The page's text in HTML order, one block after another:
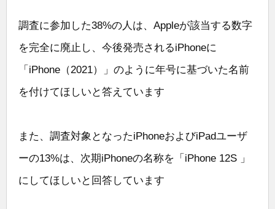
調査に参加した38%の人は、Appleが該当する数字
を完全に廃止し、今後発売されるiPhoneに
「iPhone（2021）」のように年号に基づいた名前
を付けてほしいと答えています
また、調査対象となったiPhoneおよびiPadユーザ
ーの13%は、次期iPhoneの名称を「iPhone 12S 」
にしてほしいと回答しています